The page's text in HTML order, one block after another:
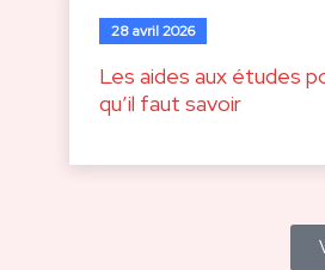
28 avril 2026
Les aides aux études
qu’il faut savoir